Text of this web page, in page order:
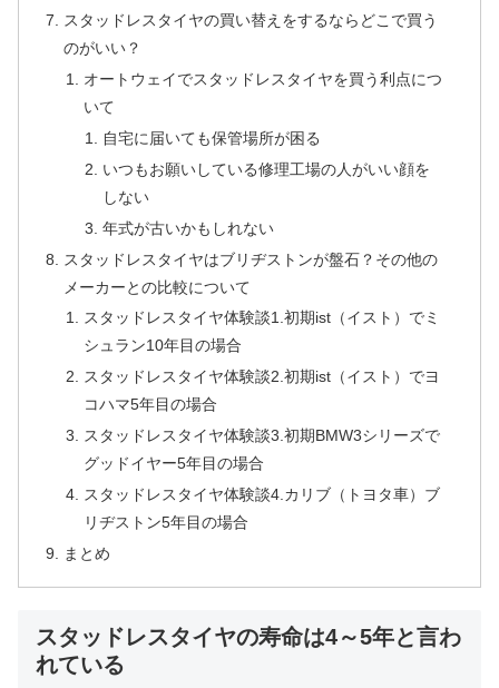
スタッドレスタイヤの買い替えをするならどこで買う
のがいい？
オートウェイでスタッドレスタイヤを買う利点につ
いて
自宅に届いても保管場所が困る
いつもお願いしている修理工場の人がいい顔を
しない
年式が古いかもしれない
スタッドレスタイヤはブリヂストンが盤石？その他の
メーカーとの比較について
スタッドレスタイヤ体験談1.初期ist（イスト）でミ
シュラン10年目の場合
スタッドレスタイヤ体験談2.初期ist（イスト）でヨ
コハマ5年目の場合
スタッドレスタイヤ体験談3.初期BMW3シリーズで
グッドイヤー5年目の場合
スタッドレスタイヤ体験談4.カリブ（トヨタ車）ブ
リヂストン5年目の場合
まとめ
スタッドレスタイヤの寿命は4～5年と言わ
れている